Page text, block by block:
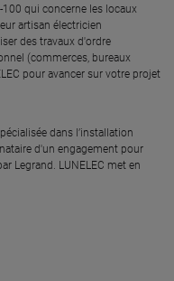
qui concerne les locaux
artisan électricien
des travaux d'ordre
(commerces, bureaux
pour avancer sur votre projet
dans l’installation
d'un engagement pour
Legrand​. LUNELEC met en